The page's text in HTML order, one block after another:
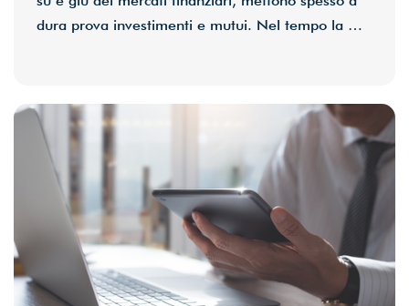
dura prova investimenti e mutui. Nel tempo la …